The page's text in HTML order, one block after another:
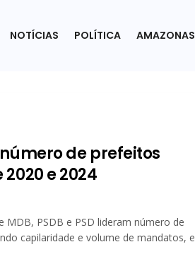
NOTÍCIAS POLÍTICA AMAZONAS
de prefeitos
e 2024
PSDB e PSD lideram número de
capilaridade e volume de mandatos, e